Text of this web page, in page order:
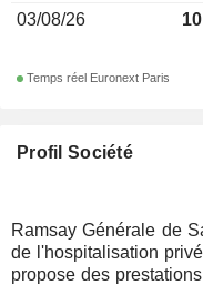
Profil Société
Ramsay Générale de
de l'hospitalisation
propose des
03/08/26
Temps réel Euronext Paris